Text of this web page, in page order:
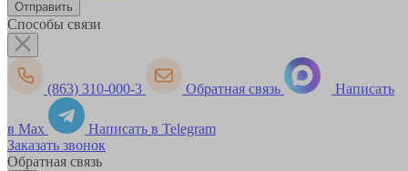
Способы связи
(863) 310-000-3 Обратная связь Написать
в Max
Написать в Telegram
Заказать звонок
Обратная связь